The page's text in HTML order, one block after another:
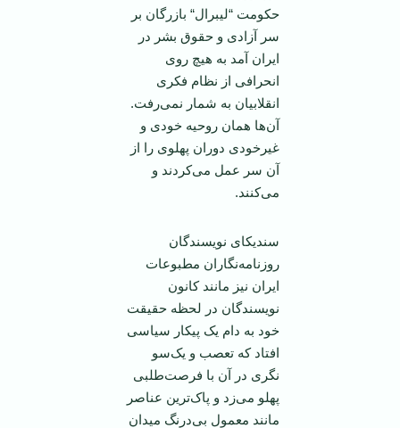
حکومت “لیبرال“ بازرگان بر
سر آزادی و حقوق بشر در‌
ایران آمد به هیچ روی
انحرافی از نظام فکری
انقلابیان به شمار نمی‌رفت.
آن‌ها‌‌ همان روحیه خودی و
غیرخودی دوران پهلوی را از
آن سر عمل می‌کردند و
می‌کنند.
سندیکای نویسندگان
روزنامه‌نگاران مطبوعات
‌ایران نیز مانند کانون
نویسندگان در لحظه حقیقت
خود به دام یک پیکار سیاسی
افتاد که تعصب و یک‌سو
نگری در آن با فرصت‌طلبی
پهلو می‌زد و پاک‌ترین عناصر
مانند معمول بی‌درنگ میدان